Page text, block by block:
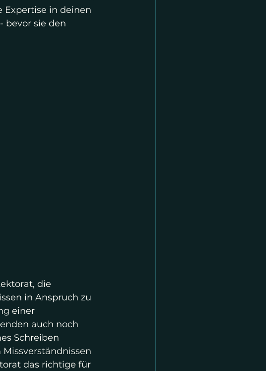
in deinen
bevor sie den
die
in Anspruch zu
einer
auch noch
Schreiben
das richtige für